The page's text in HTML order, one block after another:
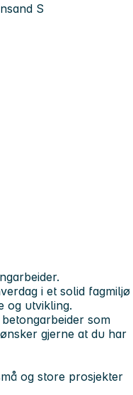
S
i et solid fagmiljø
og utvikling.
som
gjerne at du har
og store prosjekter